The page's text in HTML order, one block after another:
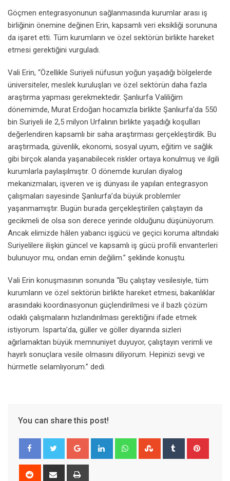
Göçmen entegrasyonunun sağlanmasında kurumlar arası iş
birliğinin önemine değinen Erin, kapsamlı veri eksikliği sorununa
da işaret etti. Tüm kurumların ve özel sektörün birlikte hareket
etmesi gerektiğini vurguladı.
Vali Erin, “Özellikle Suriyeli nüfusun yoğun yaşadığı bölgelerde
üniversiteler, meslek kuruluşları ve özel sektörün daha fazla
araştırma yapması gerekmektedir. Şanlıurfa Valiliğim
dönemimde, Murat Erdoğan hocamızla birlikte Şanlıurfa’da 550
bin Suriyeli ile 2,5 milyon Urfalının birlikte yaşadığı koşulları
değerlendiren kapsamlı bir saha araştırması gerçekleştirdik. Bu
araştırmada, güvenlik, ekonomi, sosyal uyum, eğitim ve sağlık
gibi birçok alanda yaşanabilecek riskler ortaya konulmuş ve ilgili
kurumlarla paylaşılmıştır. O dönemde kurulan diyalog
mekanizmaları, işveren ve iş dünyası ile yapılan entegrasyon
çalışmaları sayesinde Şanlıurfa’da büyük problemler
yaşanmamıştır. Bugün burada gerçekleştirilen çalıştayın da
gecikmeli de olsa son derece yerinde olduğunu düşünüyorum.
Ancak elimizde hâlen yabancı işgücü ve geçici koruma altındaki
Suriyelilere ilişkin güncel ve kapsamlı iş gücü profili envanterleri
bulunuyor mu, ondan emin değilim.” şeklinde konuştu.
Vali Erin konuşmasının sonunda “Bu çalıştay vesilesiyle, tüm
kurumların ve özel sektörün birlikte hareket etmesi, bakanlıklar
arasındaki koordinasyonun güçlendirilmesi ve il bazlı çözüm
odaklı çalışmaların hızlandırılması gerektiğini ifade etmek
istiyorum. Isparta’da, güller ve göller diyarında sizleri
ağırlamaktan büyük memnuniyet duyuyor, çalıştayın verimli ve
hayırlı sonuçlara vesile olmasını diliyorum. Hepinizi sevgi ve
hürmetle selamlıyorum.” dedi.
You can share this post!
Google+ LinkedIn WhatsappStumbleUpon
Tumblr
Reddit
Share